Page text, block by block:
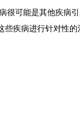
很可能是其他疾病
疾病进行针对性的